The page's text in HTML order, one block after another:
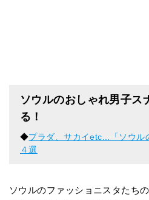
ソウルのおしゃれ男子ス
る！
◆プラダ、サカイetc...「ソウル
４選
ソウルのファッショニスタたち